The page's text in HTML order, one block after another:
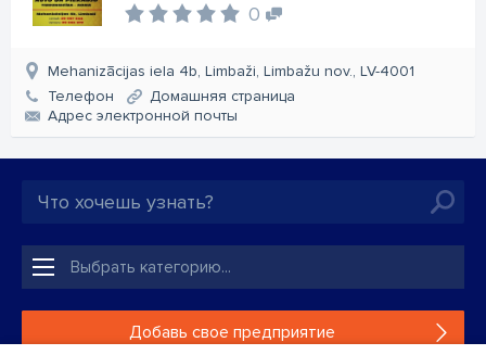
0
Mehanizācijas iela 4b, Limbaži, Limbažu nov., LV-4001
Телефон
Домашняя страница
Aдрес электронной почты
Добавь свое предприятие